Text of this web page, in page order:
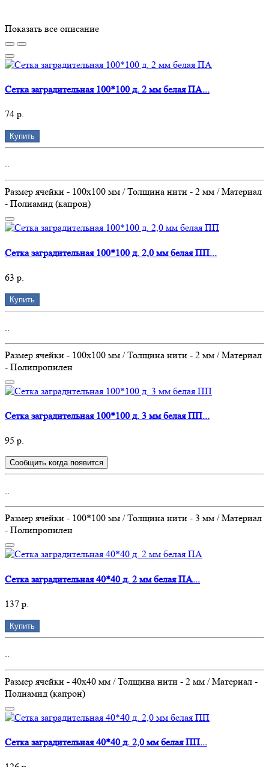
Показать все описание
Сетка заградительная 100*100 д. 2 мм белая ПА...
74 р.
Купить
..
Размер ячейки - 100х100 мм / Толщина нити - 2 мм / Материал
- Полиамид (капрон)
Сетка заградительная 100*100 д. 2,0 мм белая ПП...
63 р.
Купить
..
Размер ячейки - 100х100 мм / Толщина нити - 2 мм / Материал
- Полипропилен
Сетка заградительная 100*100 д. 3 мм белая ПП...
95 р.
Сообщить когда появится
..
Размер ячейки - 100*100 мм / Толщина нити - 3 мм / Материал
- Полипропилен
Сетка заградительная 40*40 д. 2 мм белая ПА...
137 р.
Купить
..
Размер ячейки - 40х40 мм / Толщина нити - 2 мм / Материал -
Полиамид (капрон)
Сетка заградительная 40*40 д. 2,0 мм белая ПП...